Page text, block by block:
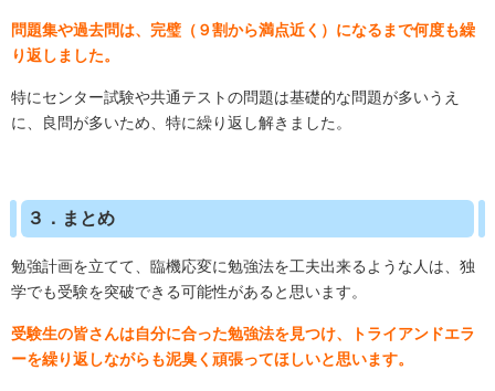
問題集や過去問は、完璧（９割から満点近く）になるまで何度も繰
り返しました。
特にセンター試験や共通テストの問題は基礎的な問題が多いうえ
に、良問が多いため、特に繰り返し解きました。
３．まとめ
勉強計画を立てて、臨機応変に勉強法を工夫出来るような人は、独
学でも受験を突破できる可能性があると思います。
受験生の皆さんは自分に合った勉強法を見つけ、トライアンドエラ
ーを繰り返しながらも泥臭く頑張ってほしいと思います。